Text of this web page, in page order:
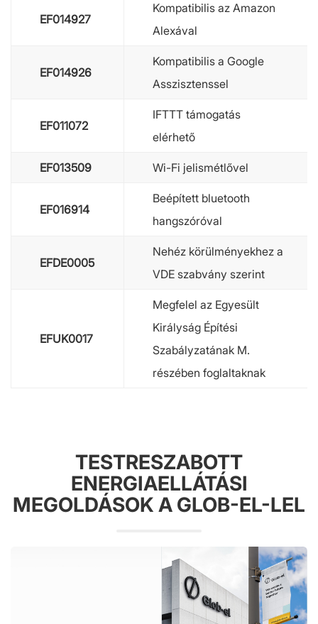
EF014927
Kompatibilis az Amazon
Alexával
EF014926
Kompatibilis a Google
Asszisztenssel
EF011072
IFTTT támogatás
elérhető
EF013509 Wi-Fi jelismétlővel
EF016914
Beépített bluetooth
hangszóróval
EFDE0005
Nehéz körülményekhez a
VDE szabvány szerint
EFUK0017
Megfelel az Egyesült
Királyság Építési
Szabályzatának M.
részében foglaltaknak
TESTRESZABOTT
ENERGIAELLÁTÁSI
MEGOLDÁSOK A GLOB-EL-LEL